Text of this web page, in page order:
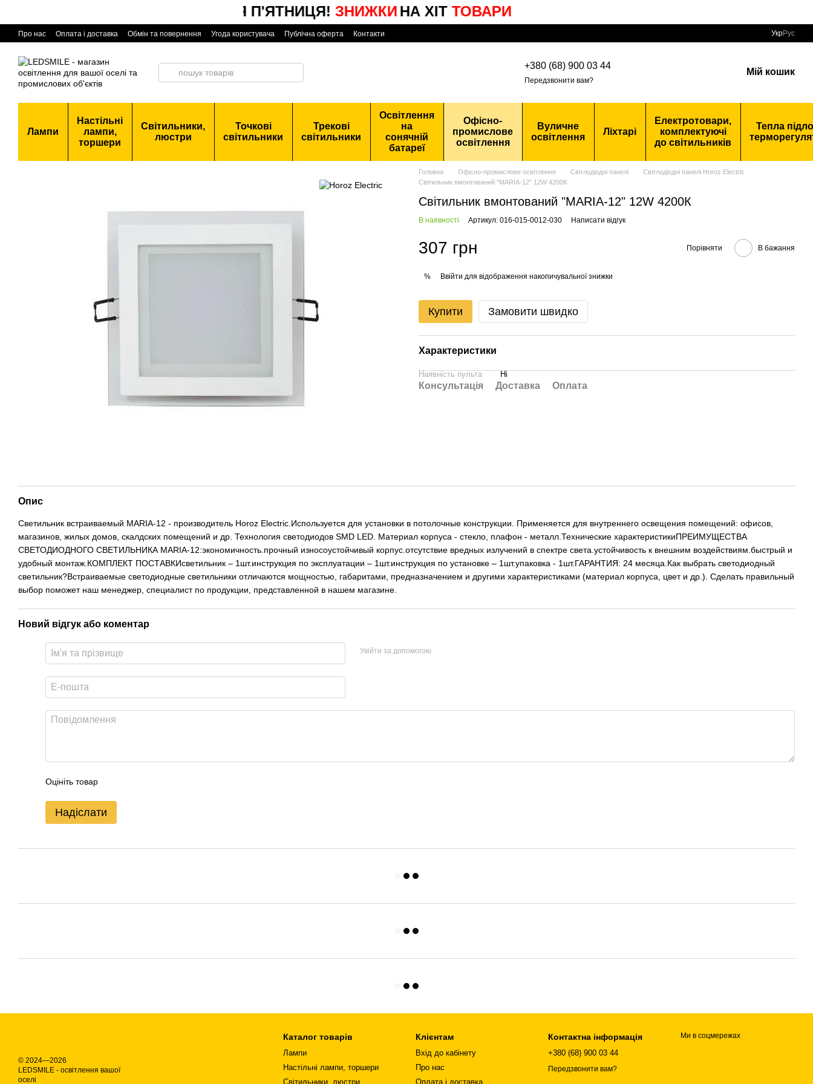
ЧОРНАЯ П'ЯТНИЦЯ!ЗНИЖКИНА ХІТТОВАРИ
Про нас Оплата і доставка Обмін та повернення Угода користувача Публічна оферта Контакти УкрРус
+380 (68) 900 03 44
Передзвонити вам?
Мій кошик
Лампи
Настільні
лампи,
торшери
Світильники,
люстри
Точкові
світильники
Трекові
світильники
Освітлення
на
сонячній
батареї
Офісно-
промислове
освітлення
Вуличне
освітлення
Ліхтарі
Електротовари,
комплектуючі
до світильників
Тепла
Головна Офісно-промислове освітлення Світлодіодні панелі
Світлодіодні панелі Horoz Electric
Світильник вмонтований "MARIA-12" 12W 4200К
Світильник вмонтований "MARIA-12" 12W 4200К
В наявності Артикул: 016-015-0012-030 Написати відгук
307 грн Порівняти В бажання
% Ввійти для відображення накопичувальної знижки
Купити Замовити швидко
Характеристики
Наявність пульта Ні
Консультація Доставка Оплата
Опис
Светильник встраиваемый MARIA-12 - производитель Horoz Electric.Используется для установки в потолочные конструкции. Применяется для внутреннего освещения помещений: офисов,
магазинов, жилых домов, скалдских помещений и др. Технология светодиодов SMD LED. Материал корпуса - стекло, плафон - металл.Технические характеристикиПРЕИМУЩЕСТВА
СВЕТОДИОДНОГО СВЕТИЛЬНИКА MARIA-12:экономичность.прочный износоустойчивый корпус.отсутствие вредных излучений в спектре света.устойчивость к внешним воздействиям.быстрый и
удобный монтаж.КОМПЛЕКТ ПОСТАВКИсветильник – 1шт.инструкция по эксплуатации – 1шт.инструкция по установке – 1шт.упаковка - 1шт.ГАРАНТИЯ: 24 месяца.Как выбрать светодиодный
светильник?Встраиваемые светодиодные светильники отличаются мощностью, габаритами, предназначением и другими характеристиками (материал корпуса, цвет и др.). Сделать правильный
выбор поможет наш менеджер, специалист по продукции, представленной в нашем магазине.
Новий відгук або коментар
Увійти за допомогою
Оцініть товар
Надіслати
© 2024—2026
LEDSMILE - освітлення вашої
оселі
Каталог товарів
Лампи
Настільні лампи, торшери
Світильники, люстри
Клієнтам
Вхід до кабінету
Про нас
Оплата і доставка
Контактна інформація
+380 (68) 900 03 44
Передзвонити вам?
Ми в соцмережах